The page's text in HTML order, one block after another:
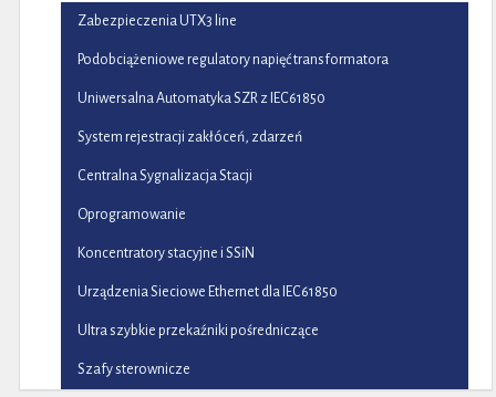
Zabezpieczenia UTX3 line
Podobciążeniowe regulatory napięć transformatora
Uniwersalna Automatyka SZR z IEC61850
System rejestracji zakłóceń, zdarzeń
Centralna Sygnalizacja Stacji
Oprogramowanie
Koncentratory stacyjne i SSiN
Urządzenia Sieciowe Ethernet dla IEC61850
Ultra szybkie przekaźniki pośredniczące
Szafy sterownicze